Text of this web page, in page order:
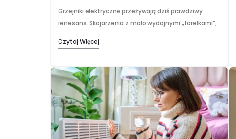
Grzejniki elektryczne przeżywają dziś prawdziwy
renesans. Skojarzenia z mało wydajnymi „farelkami”,
rachunki, odchodzą w niepamięć. Nowoczesne
komfort cieplny przy…
Czytaj Więcej